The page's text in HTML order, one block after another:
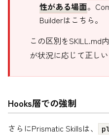
性がある場面。
Builderはこちら。
この区別をSKILL.md
が状況に応じて正し
Hooks層での強制
さらにPrismatic Skillsは、